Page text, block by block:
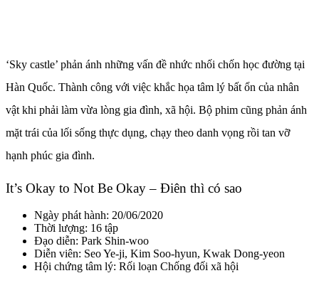
‘Sky castle’ phản ánh những vấn đề nhức nhối chốn học đường tại
Hàn Quốc. Thành công với việc khắc họa tâm lý bất ổn của nhân
vật khi phải làm vừa lòng gia đình, xã hội. Bộ phim cũng phản ánh
mặt trái của lối sống thực dụng, chạy theo danh vọng rồi tan vỡ
hạnh phúc gia đình.
It’s Okay to Not Be Okay – Điên thì có sao
Ngày phát hành: 20/06/2020
Thời lượng: 16 tập
Đạo diễn: Park Shin-woo
Diễn viên: Seo Ye-ji, Kim Soo-hyun, Kwak Dong-yeon
Hội chứng tâm lý: Rối loạn Chống đối xã hội